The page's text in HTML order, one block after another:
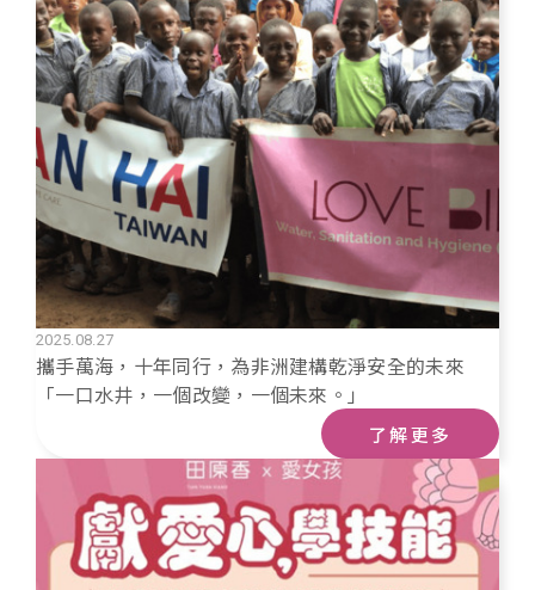
2025.08.27
攜手萬海，十年同行，為非洲建構乾淨安全的未來
「一口水井，一個改變，一個未來。」
了解更多